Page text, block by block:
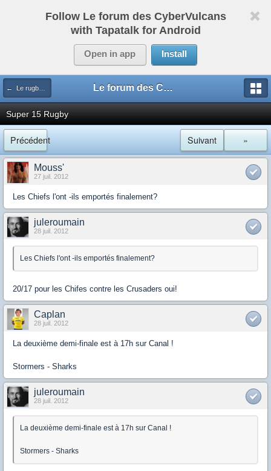
Follow Le forum des CyberVulcans
with Tapatalk for Android
Open in app Install
← Le rugby international Le forum des CyberVulcans
Super 15 Rugby
Précédent »
Suivant
Mouss'
27 juil. 2012
Les Chiefs l'ont -ils emportés finalement?
juleroumain
28 juil. 2012
Les Chiefs l'ont -ils emportés finalement?
20/17 pour les Chifes contre les Crusaders oui!
Caplan
28 juil. 2012
La deuxième demi-finale est à 17h sur Canal !
Stormers - Sharks
juleroumain
28 juil. 2012
La deuxième demi-finale est à 17h sur Canal !
Stormers - Sharks